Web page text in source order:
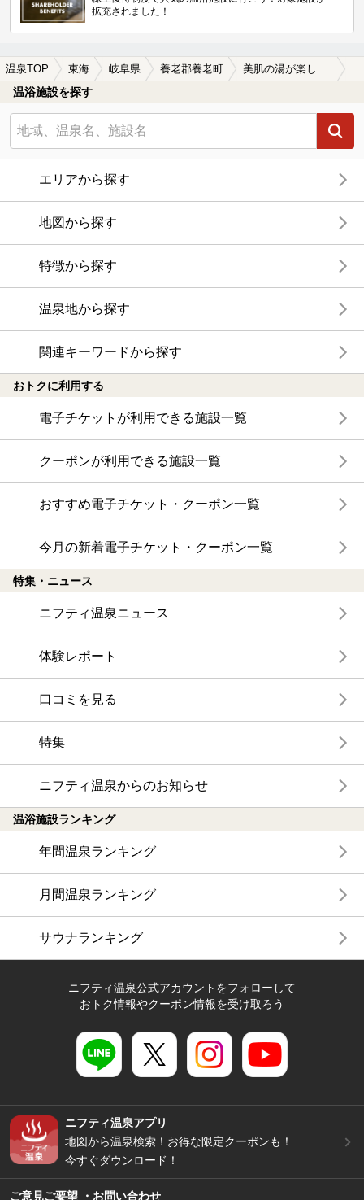
拡充されました！
温泉TOP 東海 岐阜県 養老郡養老町 美肌の湯が楽しめる養老郡養老町の温泉、日帰り温泉、スーパー銭湯おすすめ
温浴施設を探す
エリアから探す
地図から探す
特徴から探す
温泉地から探す
関連キーワードから探す
おトクに利用する
電子チケットが利用できる施設一覧
クーポンが利用できる施設一覧
おすすめ電子チケット・クーポン一覧
今月の新着電子チケット・クーポン一覧
特集・ニュース
ニフティ温泉ニュース
体験レポート
口コミを見る
特集
ニフティ温泉からのお知らせ
温浴施設ランキング
年間温泉ランキング
月間温泉ランキング
サウナランキング
ニフティ温泉公式アカウントをフォローして
おトク情報やクーポン情報を受け取ろう
ニフティ温泉アプリ
地図から温泉検索！お得な限定クーポンも！
今すぐダウンロード！
ご意見ご要望 ・お問い合わせ